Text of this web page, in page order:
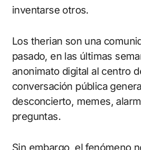
inventarse otros.
Los therian son una
pasado, en las últimas
anonimato digital al centro
conversación pública
desconcierto, memes,
preguntas.
Sin embargo, el fenómeno